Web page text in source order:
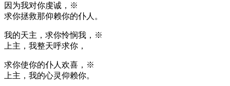
因为我对你虔诚，※
求你拯救那仰赖你的仆人。
我的天主，求你怜悯我，※
上主，我整天呼求你，
求你使你的仆人欢喜，※
上主，我的心灵仰赖你。